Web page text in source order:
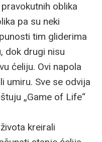
oblika
pa su neki
tim gliderima
dok drugi nisu
ćeliju. Ovi napola
umiru. Sve se odvija
„Game of Life“
kreirali